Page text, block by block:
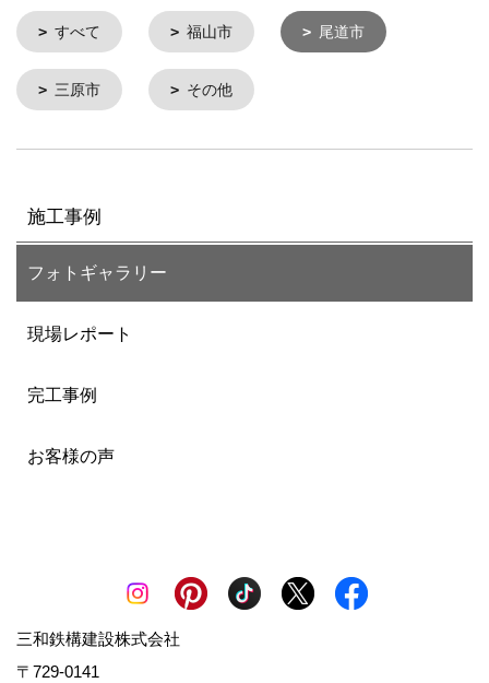
すべて 福山市 尾道市
三原市 その他
施工事例
フォトギャラリー
現場レポート
完工事例
お客様の声
三和鉄構建設株式会社
〒729-0141